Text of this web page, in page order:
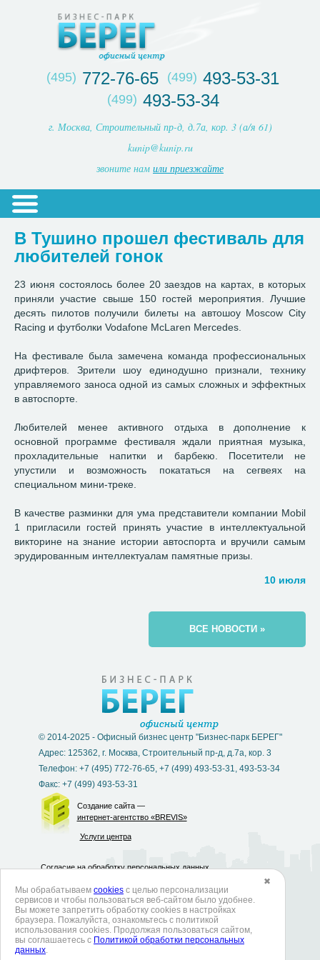
(495) 772-76-65 (499) 493-53-31
(499) 493-53-34
г. Москва, Строительный пр-д, д.7а, кор. 3 (а/я 61)
kunip@kunip.ru
звоните нам или приезжайте
В Тушино прошел фестиваль для
любителей гонок
23 июня состоялось более 20 заездов на картах, в которых
приняли участие свыше 150 гостей мероприятия. Лучшие
десять пилотов получили билеты на автошоу Moscow City
Racing и футболки Vodafone McLaren Mercedes.
На фестивале была замечена команда профессиональных
дрифтеров. Зрители шоу единодушно признали, технику
управляемого заноса одной из самых сложных и эффектных
в автоспорте.
Любителей менее активного отдыха в дополнение к
основной программе фестиваля ждали приятная музыка,
прохладительные напитки и барбекю. Посетители не
упустили и возможность покататься на сегвеях на
специальном мини-треке.
В качестве разминки для ума представители компании Mobil
1 пригласили гостей принять участие в интеллектуальной
викторине на знание истории автоспорта и вручили самым
эрудированным интеллектуалам памятные призы.
10 июля
ВСЕ НОВОСТИ »
© 2014-2025 - Офисный бизнес центр "Бизнес-парк БЕРЕГ"
Адрес: 125362, г. Москва, Строительный пр-д, д.7а, кор. 3
Телефон: +7 (495) 772-76-65, +7 (499) 493-53-31, 493-53-34
Факс: +7 (499) 493-53-31
Создание сайта —
интернет-агентство «BREVIS»
Услуги центра
Согласие на обработку персональных данных
Политика в отношении обработки персональных данных
Политика использования cookies
Согласие на обработку данных метрическими программами
✖
Мы обрабатываем cookies с целью персонализации
сервисов и чтобы пользоваться веб-сайтом было удобнее.
Вы можете запретить обработку сookies в настройках
браузера. Пожалуйста, ознакомьтесь с политикой
использования cookies. Продолжая пользоваться сайтом,
вы соглашаетесь с Политикой обработки персональных
данных.